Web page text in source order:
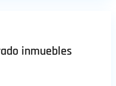
inmuebles